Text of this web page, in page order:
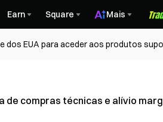
Earn Square Mais
dos EUA para aceder aos produtos
de compras técnicas e alívio